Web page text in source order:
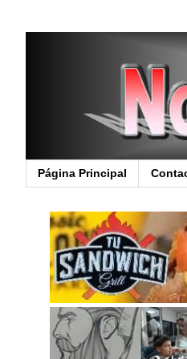
Página Principal